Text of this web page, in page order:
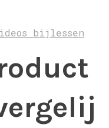
bijlessen